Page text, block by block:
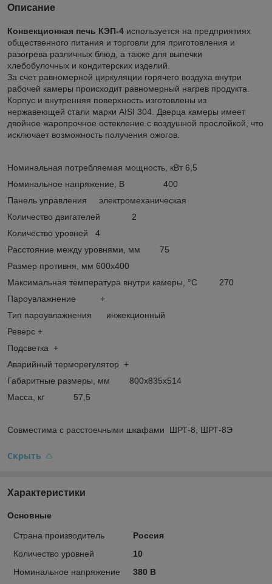
Описание
Конвекционная печь КЭП-4 используется на предприятиях
общественного питания и торговли для приготовления и
разогрева различных блюд, а также для выпечки
хлебобулочных и кондитерских изделий.
За счет равномерной циркуляции горячего воздуха внутри
рабочей камеры происходит равномерный нагрев продукта.
Корпус и внутренняя поверхность изготовлены из
нержавеющей стали марки AISI 304. Дверца камеры имеет
двойное жаропрочное остекление с воздушной прослойкой, что
исключает возможность получения ожогов.
Номинальная потребляемая мощность, кВт 6,5
Номинальное напряжение, В 400
Панель управления электромеханическая
Количество двигателей 2
Количество уровней 4
Расстояние между уровнями, мм 75
Размер противня, мм 600х400
Максимальная температура внутри камеры, °С 270
Пароувлажнение +
Тип пароувлажнения инжекционный
Реверс +
Подсветка +
Аварийный терморегулятор +
Габаритные размеры, мм 800х835х514
Масса, кг 57,5
Совместима с расстоечными шкафами ШРТ-8, ШРТ-8Э
Скрыть
Характеристики
Основные
Страна производитель
Россия
Количество уровней
10
Номинальное напряжение
380 В